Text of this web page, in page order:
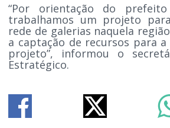
“Por orientação do
trabalhamos um projeto
rede de galerias naquela
a captação de recursos para a
projeto”, informou o
Estratégico.